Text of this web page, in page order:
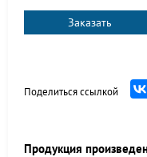
Заказать
Поделиться ссылкой
Продукция